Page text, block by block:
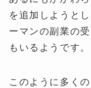
を追加しようと
ーマンの副業の
もいるようです。
このように多く